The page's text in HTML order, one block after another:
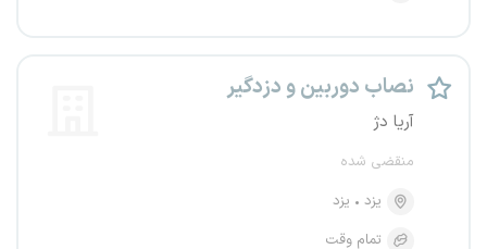
نصاب دوربین و دزدگیر
آریا دژ
منقضی شده
یزد
یزد
تمام وقت